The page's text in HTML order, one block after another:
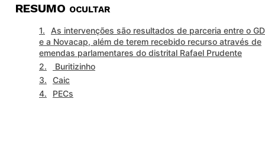
RESUMO OCULTAR
As intervenções são resultados de parceria entre o
e a Novacap, além de terem recebido recurso através de
emendas parlamentares do distrital Rafael Prudente
Buritizinho
Caic
PECs